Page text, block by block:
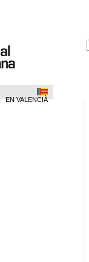
EN VALENCIÀ